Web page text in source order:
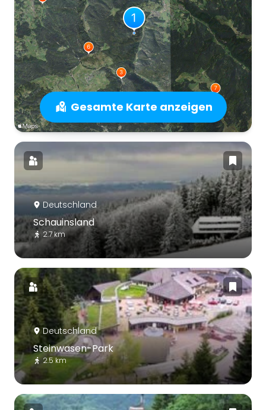
Gesamte Karte anzeigen
Deutschland
Schauinsland
2.7 km
Deutschland
Steinwasen-Park
2.5 km